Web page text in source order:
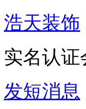
浩天装饰
实名认证
发短消息